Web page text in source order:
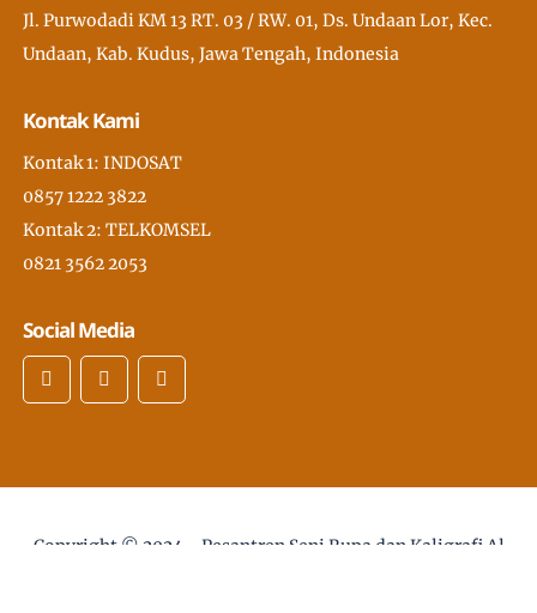
Jl. Purwodadi KM 13 RT. 03 / RW. 01, Ds. Undaan Lor, Kec.
Undaan, Kab. Kudus, Jawa Tengah, Indonesia
Kontak Kami
Kontak 1: INDOSAT
0857 1222 3822
Kontak 2: TELKOMSEL
0821 3562 2053
Social Media
Copyright © 2024 - Pesantren Seni Rupa dan Kaligrafi Al